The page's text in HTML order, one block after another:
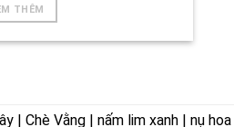
THÊM
| Chè Vằng | nấm lim xanh | nụ hoa